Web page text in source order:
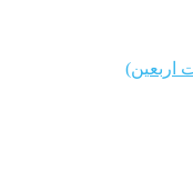
اربعین)